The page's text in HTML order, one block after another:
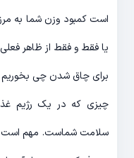
است کمبود وزن شما به
یا فقط و فقط از ظاهر
برای چاق شدن چی بخوریم
چیزی که در یک رژیم
سلامت شماست. مهم است